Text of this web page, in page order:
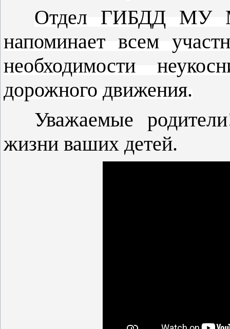
Отдел ГИБДД МУ
напоминает всем
необходимости
дорожного движения.
Уважаемые
жизни ваших детей.